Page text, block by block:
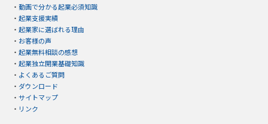
・ 動画で分かる起業必須知識
・ 起業支援実績
・ 起業家に選ばれる理由
・ お客様の声
・ 起業無料相談の感想
・ 起業独立開業基礎知識
・ よくあるご質問
・ ダウンロード
・ サイトマップ
・ リンク